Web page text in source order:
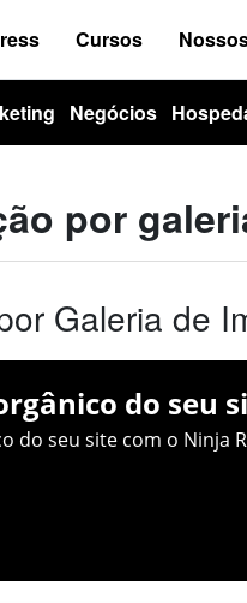
Cursos
Negócios
por
Galeria de
do seu
do seu site com o Ninja